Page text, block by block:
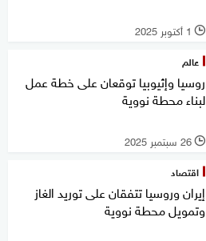
l 1 أكتوبر 2025
عالم
روسيا وإثيوبيا توقعان على خطة عمل
لبناء محطة نووية
l 26 سبتمبر 2025
اقتصاد
إيران وروسيا تتفقان على توريد الغاز
وتمويل محطة نووية